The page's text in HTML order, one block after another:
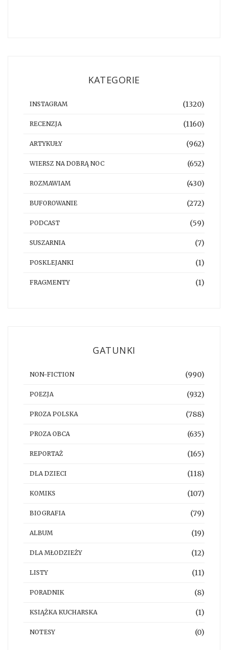
KATEGORIE
INSTAGRAM (1320)
RECENZJA (1160)
ARTYKUŁY (962)
WIERSZ NA DOBRĄ NOC (652)
ROZMAWIAM (430)
BUFOROWANIE (272)
PODCAST (59)
SUSZARNIA (7)
POSKLEJANKI (1)
FRAGMENTY (1)
GATUNKI
NON-FICTION (990)
POEZJA (932)
PROZA POLSKA (788)
PROZA OBCA (635)
REPORTAŻ (165)
DLA DZIECI (118)
KOMIKS (107)
BIOGRAFIA (79)
ALBUM (19)
DLA MŁODZIEŻY (12)
LISTY (11)
PORADNIK (8)
KSIĄŻKA KUCHARSKA (1)
NOTESY (0)